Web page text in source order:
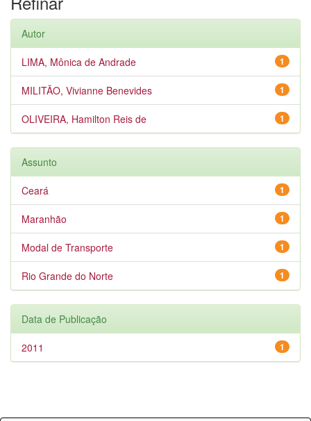
Autor
1
LIMA, Mônica de Andrade
1
MILITÃO, Vivianne Benevides
1
OLIVEIRA, Hamilton Reis de
Assunto
1
Ceará
1
Maranhão
1
Modal de Transporte
1
Rio Grande do Norte
Data de Publicação
1
2011